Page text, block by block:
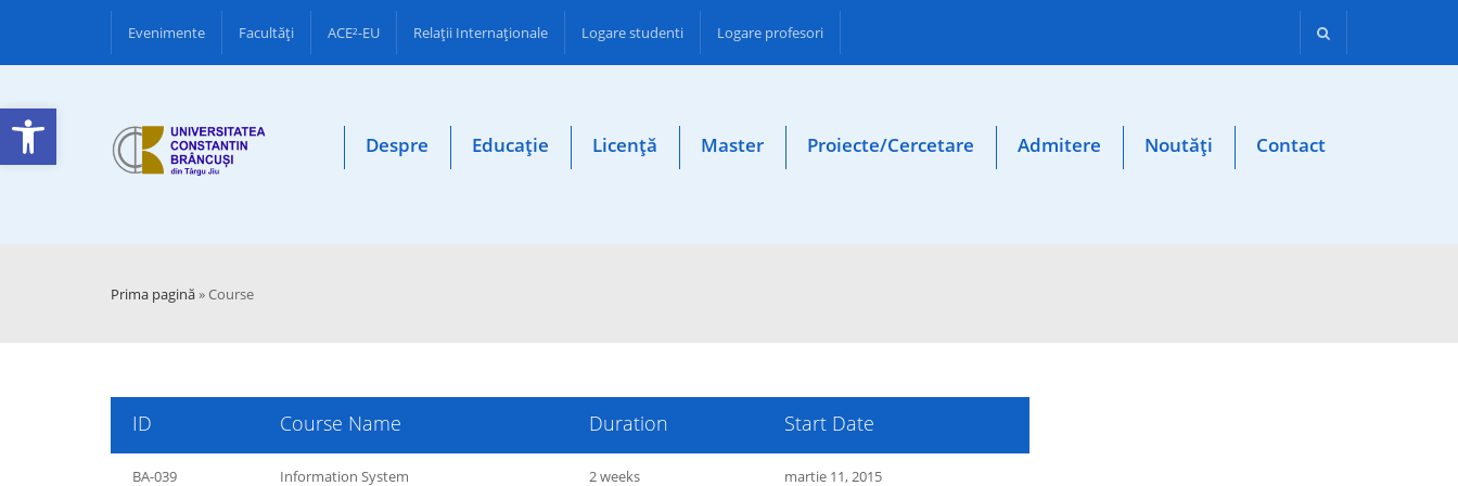
Deschide bara de unelte
Evenimente Facultăţi ACE²-EU Relații Internaționale Logare studenti Logare profesori
Despre Educație Licență Master Proiecte/Cercetare Admitere Noutăți Contact
Prima pagină»Course
ID Course Name Duration Start Date
BA-039 Information System 2 weeks martie 11, 2015